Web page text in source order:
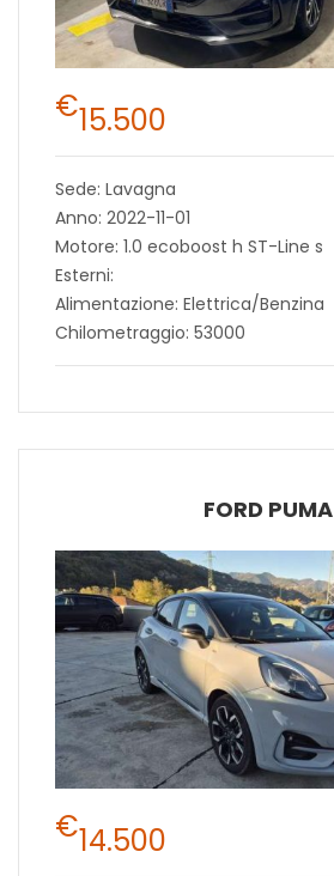
€15.500
Sede: Lavagna
Anno: 2022-11-01
Motore: 1.0 ecoboost h ST-Line s
Esterni:
Alimentazione: Elettrica/Benzina
Chilometraggio: 53000
FORD PUMA
€14.500